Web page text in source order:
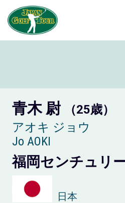
青木 尉
（25歳）
アオキ ジョウ
Jo AOKI
福岡センチュリ
日本